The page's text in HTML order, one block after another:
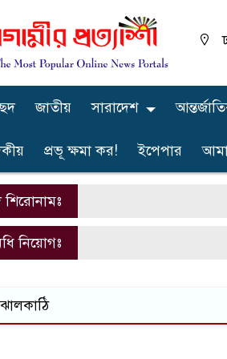
জাতীয় সারাদেশ
প্রভূ ক্ষমা কর! ইপেপার
শিরোনামঃ
নিয়োগঃ
ঝালকাঠি